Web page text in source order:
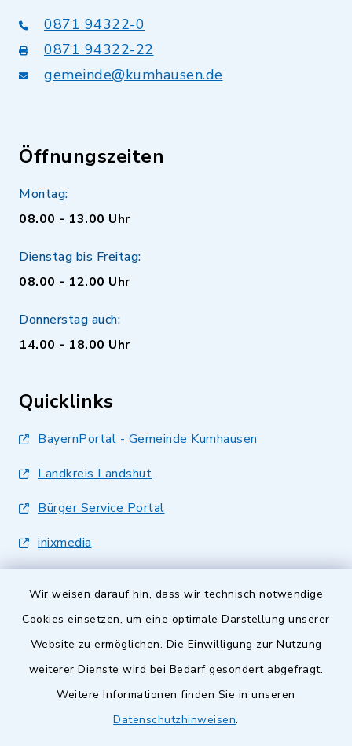
Wir weisen darauf hin, dass wir technisch notwendige
Cookies einsetzen, um eine optimale Darstellung unserer
Website zu ermöglichen. Die Einwilligung zur Nutzung
weiterer Dienste wird bei Bedarf gesondert abgefragt.
Weitere Informationen finden Sie in unseren
Datenschutzhinweisen.
0871 94322-0
0871 94322-22
gemeinde@kumhausen.de
Öffnungszeiten
Montag:
08.00 - 13.00 Uhr
Dienstag bis Freitag:
08.00 - 12.00 Uhr
Donnerstag auch:
14.00 - 18.00 Uhr
Quicklinks
BayernPortal - Gemeinde Kumhausen
Landkreis Landshut
Bürger Service Portal
inixmedia
Barrierefreiheit